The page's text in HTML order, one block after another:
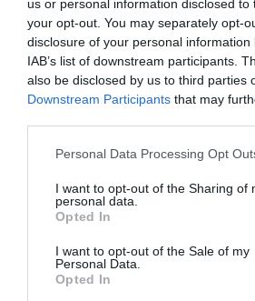
us or personal information disclosed
your opt-out. You may separately opt-
disclosure of your personal
IAB’s list of downstream participants.
also be disclosed by us to third parties
Downstream Participants that may
Personal Data Processing Opt
I want to opt-out of the Sharing of
personal data.
Opted In
I want to opt-out of the Sale of my
Personal Data.
Opted In
ΔΕΊΤΕ ΕΠΊΣΗΣ...